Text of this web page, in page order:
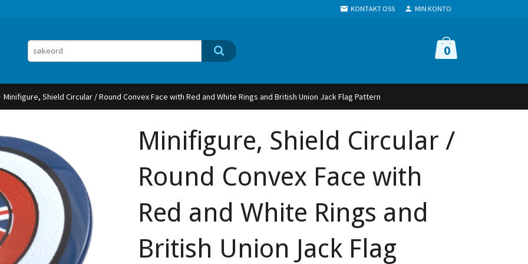
KONTAKT OSS MIN KONTO
0
Minifigure, Shield Circular / Round Convex Face with Red and White Rings and British Union Jack Flag Pattern
Minifigure, Shield Circular /
Round Convex Face with
Red and White Rings and
British Union Jack Flag